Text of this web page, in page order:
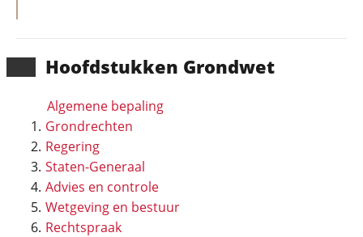
Hoofd­stukken Grondwet
Algemene bepaling
Grondrechten
Regering
Staten-Generaal
Advies en controle
Wetgeving en bestuur
Rechtspraak